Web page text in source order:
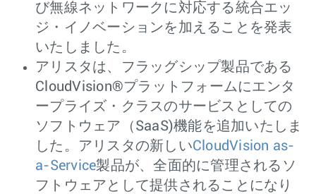
び無線ネットワークに対応する統合エッ
ジ・イノベーションを加えることを発表
いたしました。
アリスタは、フラッグシップ製品である
CloudVision®プラットフォームにエンタ
ープライズ・クラスのサービスとしての
ソフトウェア（SaaS)機能を追加いたしま
した。アリスタの新しいCloudVision as-
a-Service製品が、全面的に管理されるソ
フトウェアとして提供されることになり